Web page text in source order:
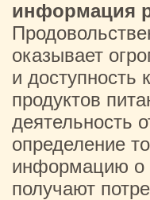
информация
оказывает
и доступность
продуктов
деятельность
определение
информацию о
получают